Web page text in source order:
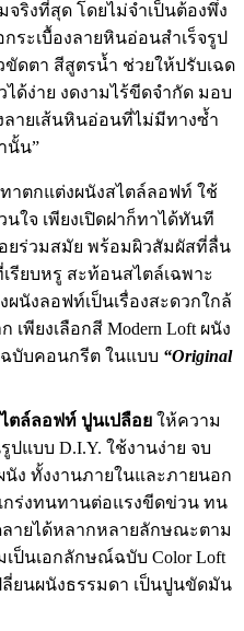
ริงที่สุด โดยไม่จำเป็นต้องพึ่ง
ะเบื้องลายหินอ่อนสำเร็จรูป
ดตา สีสูตรน้ำ ช่วยให้ปรับเฉด
ด้ง่าย งดงามไร้ขีดจำกัด มอบ
ายเส้นหินอ่อนที่ไม่มีทางซ้ำ
นั้น”
าตกแต่งผนังสไตล์ลอฟท์ ใช้
ใจ เพียงเปิดฝาก็ทาได้ทันที
ยร่วมสมัย พร้อมผิวสัมผัสที่ลื่น
รียบหรู สะท้อนสไตล์เฉพาะ
นังลอฟท์เป็นเรื่องสะดวกใกล้
พียงเลือกสี Modern Loft ผนัง
บับคอนกรีต ในแบบ “Original
ตล์ลอฟท์ ปูนเปลือย ให้ความ
แบบ D.I.Y. ใช้งานง่าย จบ
นัง ทั้งงานภายในและภายนอก
กร่งทนทานต่อแรงขีดข่วน ทน
ายได้หลากหลายลักษณะตาม
ป็นเอกลักษณ์ฉบับ Color Loft
ยนผนังธรรมดา เป็นปูนขัดมัน